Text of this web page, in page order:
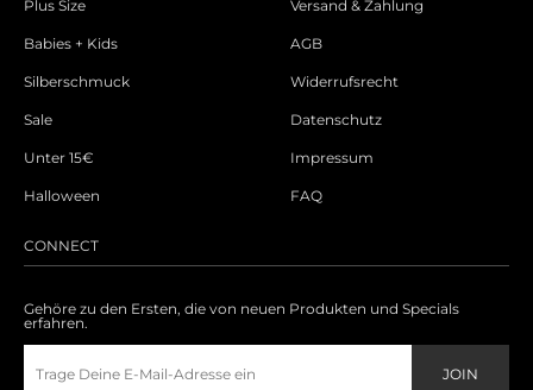
Plus Size
Babies + Kids
Silberschmuck
Sale
Unter 15€
Halloween
Versand & Zahlung
AGB
Widerrufsrecht
Datenschutz
Impressum
FAQ
CONNECT
Gehöre zu den Ersten, die von neuen Produkten und Specials
erfahren.